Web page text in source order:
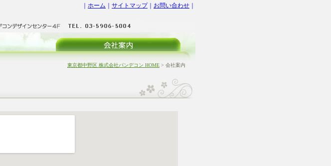
ホーム サイトマップ｜ お問い合わせ
東京都中野区 株式会社パンデコン HOME > 会社案内